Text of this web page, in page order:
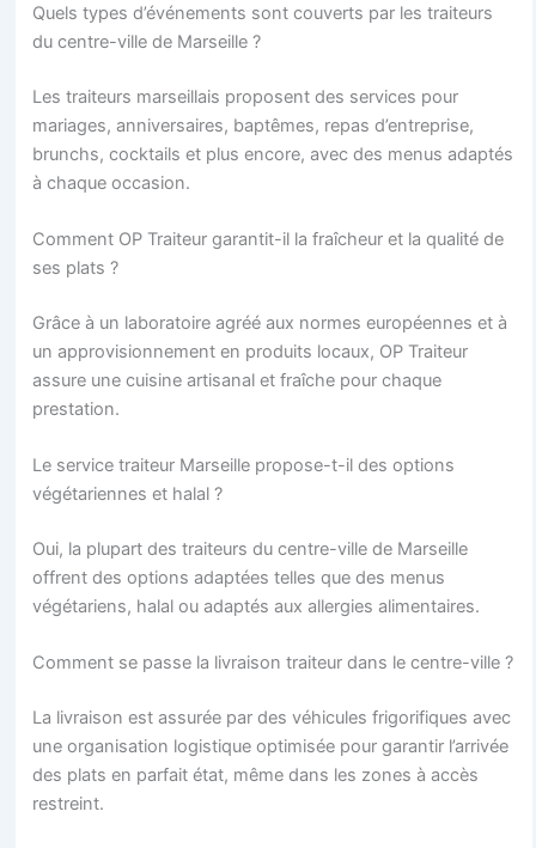
Quels types d’événements sont couverts par les traiteurs
du centre-ville de Marseille ?
Les traiteurs marseillais proposent des services pour
mariages, anniversaires, baptêmes, repas d’entreprise,
brunchs, cocktails et plus encore, avec des menus adaptés
à chaque occasion.
Comment OP Traiteur garantit-il la fraîcheur et la qualité de
ses plats ?
Grâce à un laboratoire agréé aux normes européennes et à
un approvisionnement en produits locaux, OP Traiteur
assure une cuisine artisanal et fraîche pour chaque
prestation.
Le service traiteur Marseille propose-t-il des options
végétariennes et halal ?
Oui, la plupart des traiteurs du centre-ville de Marseille
offrent des options adaptées telles que des menus
végétariens, halal ou adaptés aux allergies alimentaires.
Comment se passe la livraison traiteur dans le centre-ville ?
La livraison est assurée par des véhicules frigorifiques avec
une organisation logistique optimisée pour garantir l’arrivée
des plats en parfait état, même dans les zones à accès
restreint.